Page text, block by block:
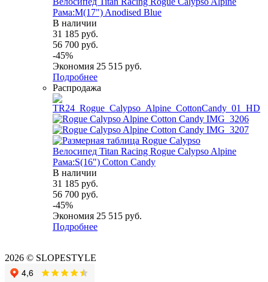
Рама:M(17") Anodised Blue
В наличии
31 185 руб.
56 700 руб.
-45%
Экономия 25 515 руб.
Подробнее
Распродажа
Велосипед Titan Racing Rogue Calypso Alpine
Рама:S(16") Cotton Candy
В наличии
31 185 руб.
56 700 руб.
-45%
Экономия 25 515 руб.
Подробнее
2026 © SLOPESTYLE